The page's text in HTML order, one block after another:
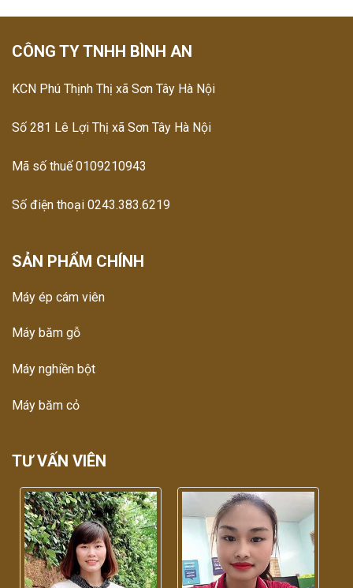
CÔNG TY TNHH BÌNH AN
KCN Phú Thịnh Thị xã Sơn Tây Hà Nội
Số 281 Lê Lợi Thị xã Sơn Tây Hà Nội
Mã số thuế 0109210943
Số điện thoại 0243.383.6219
SẢN PHẨM CHÍNH
Máy ép cám viên
Máy băm gỗ
Máy nghiền bột
Máy băm cỏ
TƯ VẤN VIÊN